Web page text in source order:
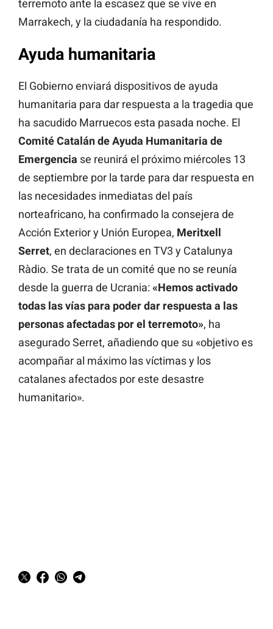
terremoto ante la escasez que se vive en
Marrakech, y la ciudadanía ha respondido.
Ayuda humanitaria
El Gobierno enviará dispositivos de ayuda
humanitaria para dar respuesta a la tragedia que
ha sacudido Marruecos esta pasada noche. El
Comité Catalán de Ayuda Humanitaria de
Emergencia se reunirá el próximo miércoles 13
de septiembre por la tarde para dar respuesta en
las necesidades inmediatas del país
norteafricano, ha confirmado la consejera de
Acción Exterior y Unión Europea, Meritxell
Serret, en declaraciones en TV3 y Catalunya
Ràdio. Se trata de un comité que no se reunía
desde la guerra de Ucrania: «Hemos activado
todas las vías para poder dar respuesta a las
personas afectadas por el terremoto», ha
asegurado Serret, añadiendo que su «objetivo es
acompañar al máximo las víctimas y los
catalanes afectados por este desastre
humanitario».